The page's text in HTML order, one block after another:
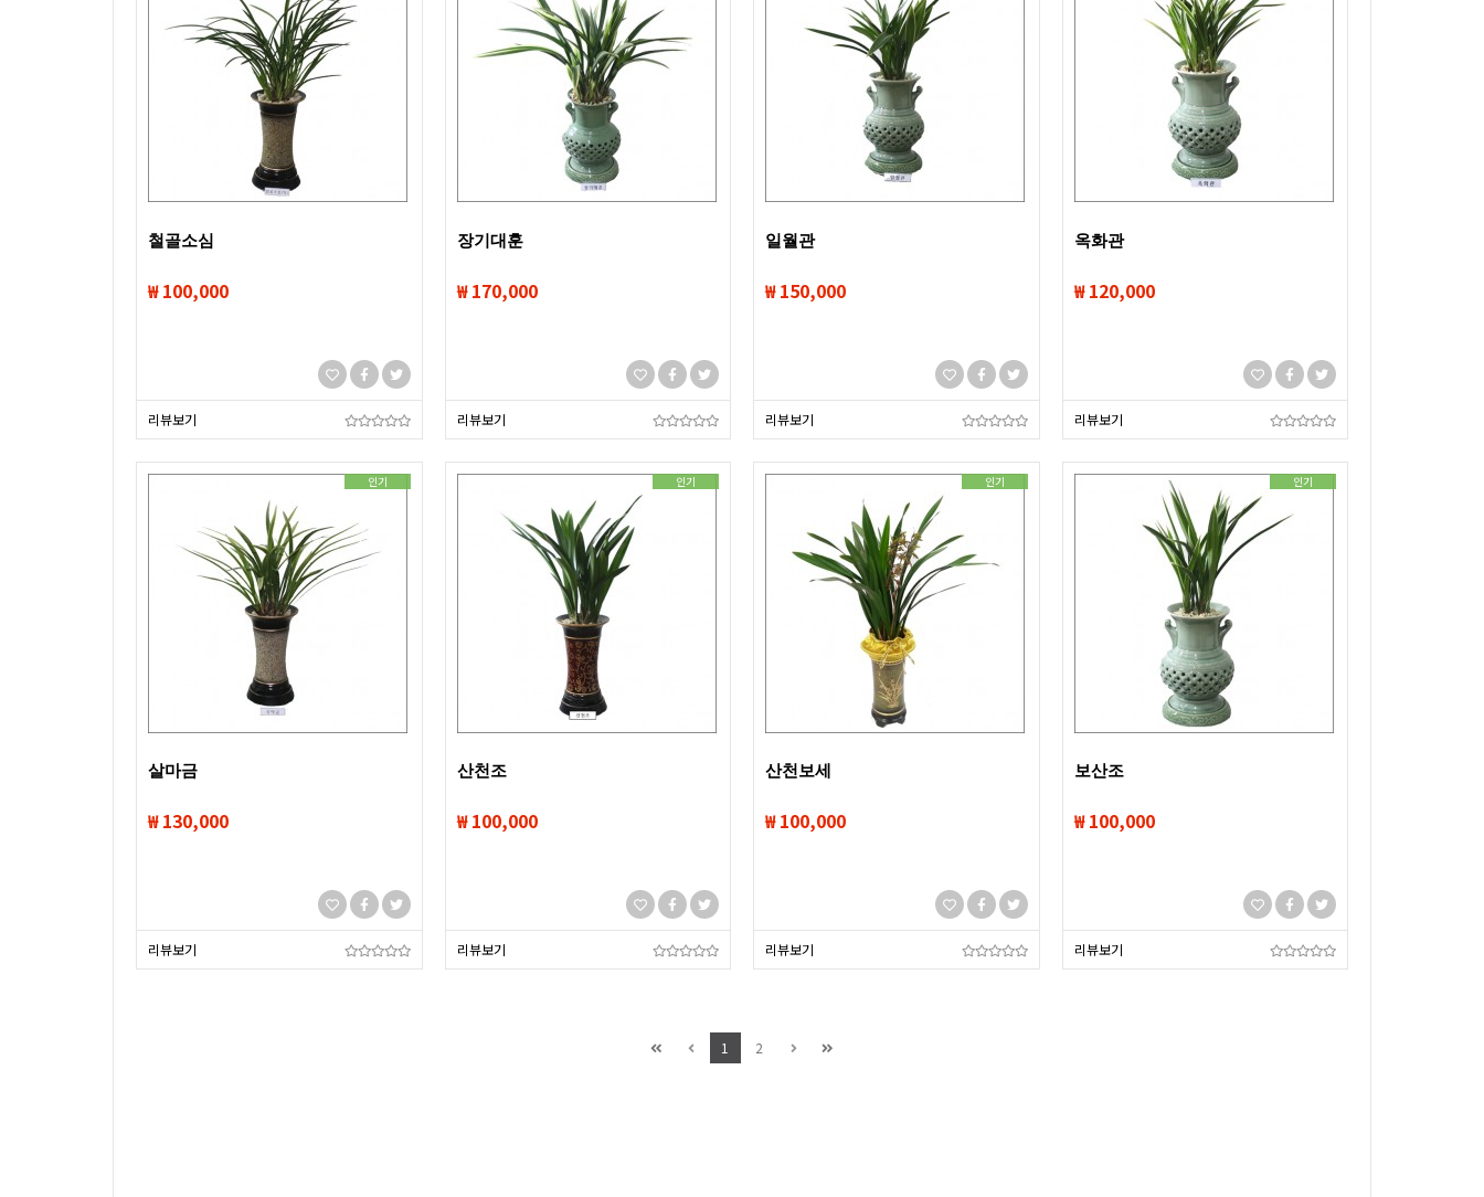
철골소심
₩ 100,000
리뷰보기
장기대훈
₩ 170,000
리뷰보기
일월관
₩ 150,000
리뷰보기
옥화관
₩ 120,000
리뷰보기
인기
살마금
₩ 130,000
리뷰보기
인기
산천조
₩ 100,000
리뷰보기
인기
산천보세
₩ 100,000
리뷰보기
인기
보산조
₩ 100,000
리뷰보기
1 2